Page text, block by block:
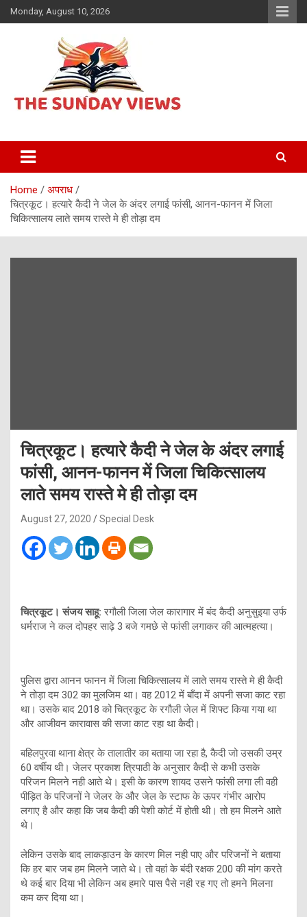
Skip
to
Monday, August 10, 2026
The Sunday views
Home
अपराध
चित्रकूट। हत्यारे कैदी ने जेल के अंदर लगाई फांसी, आनन-फानन में जिला
चिकित्सालय लाते समय रास्ते मे ही तोड़ा दम
चित्रकूट। हत्यारे कैदी ने जेल के अंदर लगाई
फांसी, आनन-फानन में जिला चिकित्सालय
लाते समय रास्ते मे ही तोड़ा दम
August 27, 2020 Special Desk
चित्रकूट। संजय साहू: रगौली जिला जेल कारागार में बंद कैदी अनुसुइया उर्फ
धर्मराज ने कल दोपहर साढ़े 3 बजे गमछे से फांसी लगाकर की आत्महत्या।
पुलिस द्वारा आनन फानन में जिला चिकित्सालय में लाते समय रास्ते मे ही कैदी
ने तोड़ा दम 302 का मुलजिम था। वह 2012 में बाँदा में अपनी सजा काट रहा
था। उसके बाद 2018 को चित्रकूट के रगौली जेल में शिफ्ट किया गया था
और आजीवन कारावास की सजा काट रहा था कैदी।
बहिलपुरवा थाना क्षेत्र के तालातीर का बताया जा रहा है, कैदी जो उसकी उम्र
60 वर्षीय थी। जेलर प्रकाश त्रिपाठी के अनुसार कैदी से कभी उसके
परिजन मिलने नही आते थे। इसी के कारण शायद उसने फांसी लगा ली वही
पीड़ित के परिजनों ने जेलर के और जेल के स्टाफ के ऊपर गंभीर आरोप
लगाए है और कहा कि जब कैदी की पेशी कोर्ट में होती थी। तो हम मिलने आते
थे।
लेकिन उसके बाद लाकड़ाउन के कारण मिल नही पाए और परिजनों ने बताया
कि हर बार जब हम मिलने जाते थे। तो वहां के बंदी रक्षक 200 की मांग करते
थे कई बार दिया भी लेकिन अब हमारे पास पैसे नही रह गए तो हमने मिलना
कम कर दिया था।